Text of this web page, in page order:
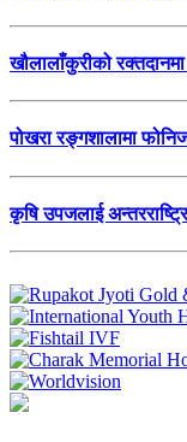
खौलालाँकुरीको
पोखरा रङ्गशालामा
कृषि उपजलाई